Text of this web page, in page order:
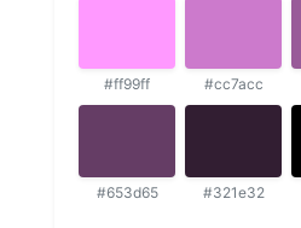
#ff99ff #cc7acc
#653d65 #321e32